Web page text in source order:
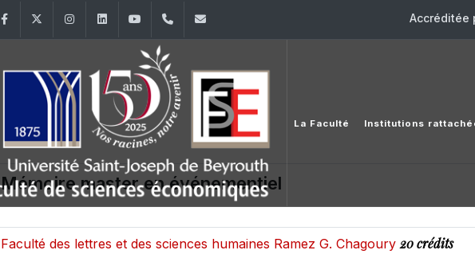
FacebookTwitter InstagramLinkedInYouTube+961 (1) 421 644 Accréditée
La Faculté Institutions
Mémoire master en événementiel
Faculté des lettres et des sciences humaines Ramez G. Chagoury20 crédits